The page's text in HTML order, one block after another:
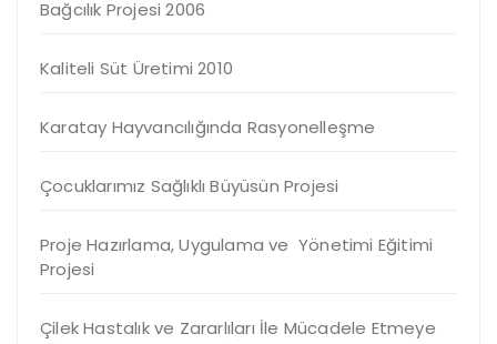
Bağcılık Projesi 2006
Kaliteli Süt Üretimi 2010
Karatay Hayvancılığında Rasyonelleşme
Çocuklarımız Sağlıklı Büyüsün Projesi
Proje Hazırlama, Uygulama ve Yönetimi Eğitimi
Projesi
Çilek Hastalık ve Zararlıları İle Mücadele Etmeye